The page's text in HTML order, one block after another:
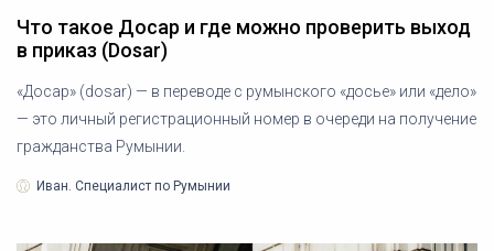
Что такое Досар и где можно проверить выход
в приказ (Dosar)
«Досар» (dosar) — в переводе с румынского «досье» или «дело»
— это личный регистрационный номер в очереди на получение
гражданства Румынии.
Иван. Специалист по Румынии